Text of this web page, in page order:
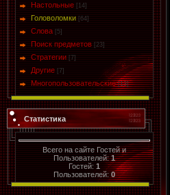
Настольные [14]
Головоломки [64]
Слова [5]
Поиск предметов [23]
Стратегии [7]
Другие [7]
Многопользовательские [13]
Статистика
Всего на сайте Гостей и
Пользователей:1
Гостей:1
Пользователей:0